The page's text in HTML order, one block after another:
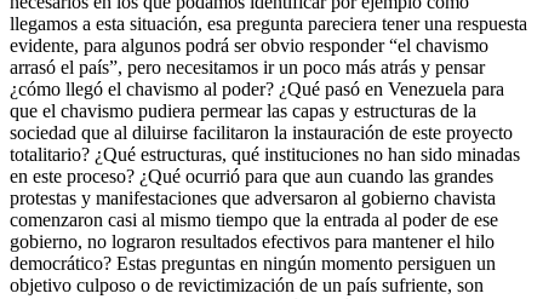
llegamos a esta situación, esa pregunta pareciera tener una respuesta
evidente, para algunos podrá ser obvio responder “el chavismo
arrasó el país”, pero necesitamos ir un poco más atrás y pensar
¿cómo llegó el chavismo al poder? ¿Qué pasó en Venezuela para
que el chavismo pudiera permear las capas y estructuras de la
sociedad que al diluirse facilitaron la instauración de este proyecto
totalitario? ¿Qué estructuras, qué instituciones no han sido minadas
en este proceso? ¿Qué ocurrió para que aun cuando las grandes
protestas y manifestaciones que adversaron al gobierno chavista
comenzaron casi al mismo tiempo que la entrada al poder de ese
gobierno, no lograron resultados efectivos para mantener el hilo
democrático? Estas preguntas en ningún momento persiguen un
objetivo culposo o de revictimización de un país sufriente, son